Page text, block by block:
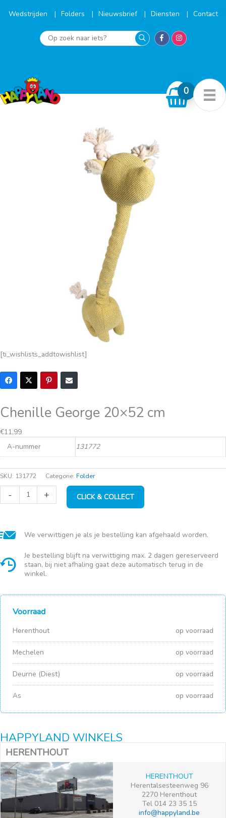
naarWedstrijden Folders Nieuwsbrief Diensten Contact
Op
[ti_wishlists_addtowishlist]
Chenille George 20×52 cm
€11,99
A-nummer
131772
SKU: 131772 Categorie: Folder
-
Chenille
George
+ CLICK & COLLECT
We verwittigen je als je bestelling kan afgehaald worden.
Je bestelling blijft na verwittiging max. 2 dagen gereserveerd
staan, bij niet afhaling gaat deze automatisch terug in de
winkel.
Voorraad
Herenthout op voorraad
Mechelen op voorraad
Deurne (Diest) op voorraad
As op voorraad
HAPPYLAND WINKELS
HERENTHOUT
HERENTHOUT
Herentalsesteenweg 96
2270 Herenthout
Tel 014 23 35 15
info@happyland.be